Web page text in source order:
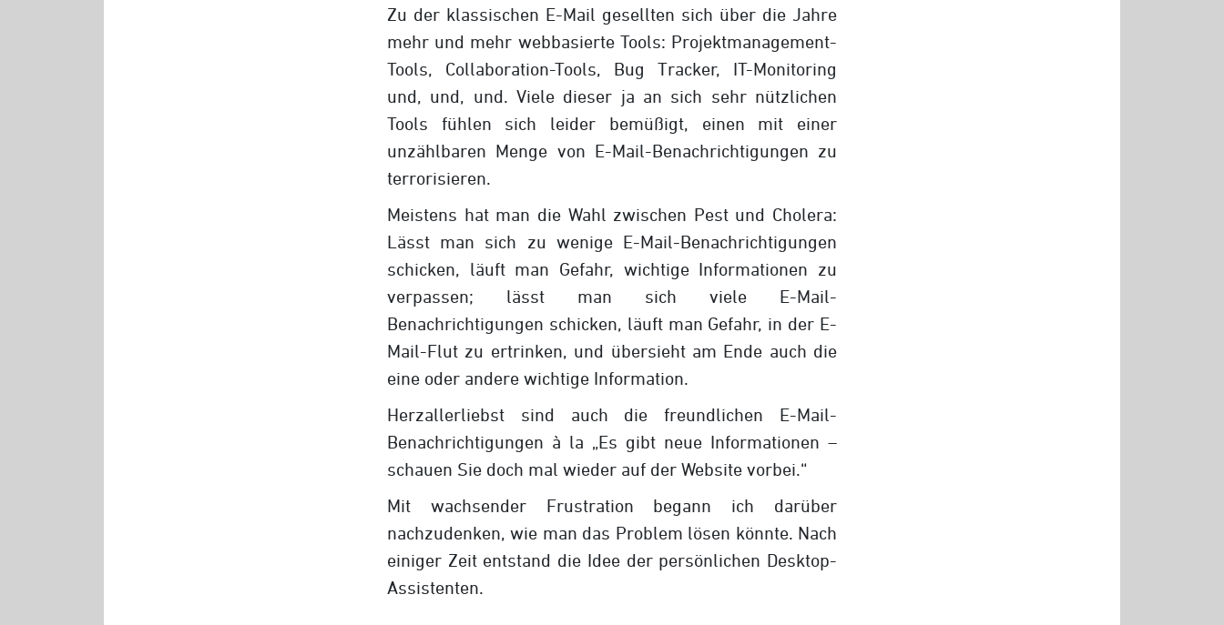
Zu der klassischen E-Mail gesellten sich über die Jahre
mehr und mehr webbasierte Tools: Projektmanagement-
Tools, Collaboration-Tools, Bug Tracker, IT-Monitoring
und, und, und. Viele dieser ja an sich sehr nützlichen
Tools fühlen sich leider bemüßigt, einen mit einer
unzählbaren Menge von E-Mail-Benachrichtigungen zu
terrorisieren.
Meistens hat man die Wahl zwischen Pest und Cholera:
Lässt man sich zu wenige E-Mail-Benachrichtigungen
schicken, läuft man Gefahr, wichtige Informationen zu
verpassen; lässt man sich viele E-Mail-
Benachrichtigungen schicken, läuft man Gefahr, in der E-
Mail-Flut zu ertrinken, und übersieht am Ende auch die
eine oder andere wichtige Information.
Herzallerliebst sind auch die freundlichen E-Mail-
Benachrichtigungen à la „Es gibt neue Informationen –
schauen Sie doch mal wieder auf der Website vorbei.“
Mit wachsender Frustration begann ich darüber
nachzudenken, wie man das Problem lösen könnte. Nach
einiger Zeit entstand die Idee der persönlichen Desktop-
Assistenten.